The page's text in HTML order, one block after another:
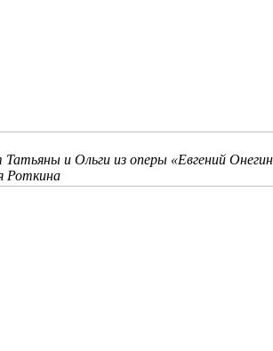
Татьяны и Ольги из оперы «Евгений
Роткина